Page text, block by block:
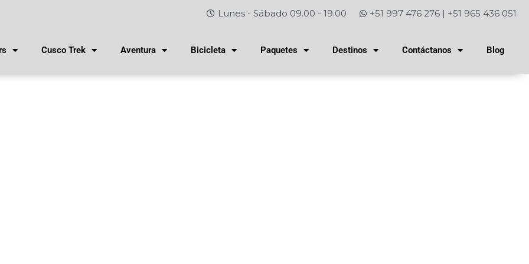
Lunes - Sábado 09.00 - 19.00 +51 997 476 276 | +51 965 436 051
Cusco Trek Aventura Bicicleta Paquetes Destinos Contáctanos Blog